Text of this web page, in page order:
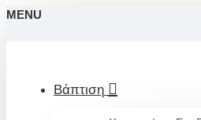
MENU
Βάπτιση